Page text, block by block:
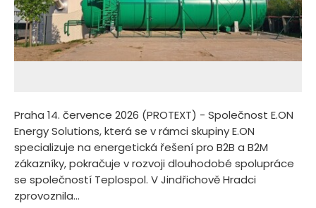
Praha 14. července 2026 (PROTEXT) - Společnost E.ON
Energy Solutions, která se v rámci skupiny E.ON
specializuje na energetická řešení pro B2B a B2M
zákazníky, pokračuje v rozvoji dlouhodobé spolupráce
se společností Teplospol. V Jindřichově Hradci
zprovoznila...